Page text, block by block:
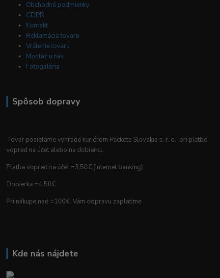
Obchodné podmienky
GDPR
Kontakt
Reklamácia tovaru
Vrátenie tovaru
Montáž u nás
Fotogaléria
Spôsob dopravy
Tovar posielame výhrade kuriérom Packeta Slovakia s. r. o. pri platbe
vopred na účet alebo na dobierku.
Platba vopred na účet =3,50€ (Internet banking)
Dobierka =4,50€
Pri nákupe nad =100€ Vám dopravu zaplatíme
Kde nás nájdete